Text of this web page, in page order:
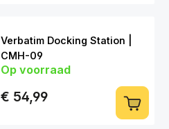
Verbatim Docking Station |
CMH-09
USB-C > HDMI | LAN | USB-C | USB-
Op voorraad
€ 54,99